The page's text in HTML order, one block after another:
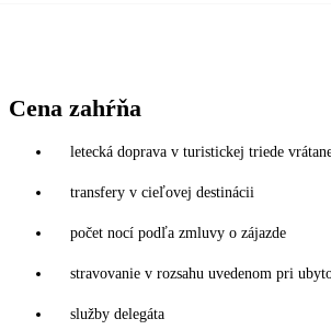
Cena zahŕňa
letecká doprava v turistickej triede
transfery v cieľovej destinácii
počet nocí podľa zmluvy o zájazde
stravovanie v rozsahu uvedenom pri
služby delegáta